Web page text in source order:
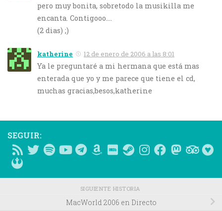
pero muy bonita, sobretodo la musikilla me
encanta. Contigooo….
(2 dias) ;)
katherine 12 de enero de 2006 a las 8:01
Ya le preguntaré a mi hermana que está mas
enterada que yo y me parece que tiene el cd,
muchas gracias,besos,katherine
SEGUIR:
SIGUIENTE HISTORIA
MacWorld 2006 en Directo